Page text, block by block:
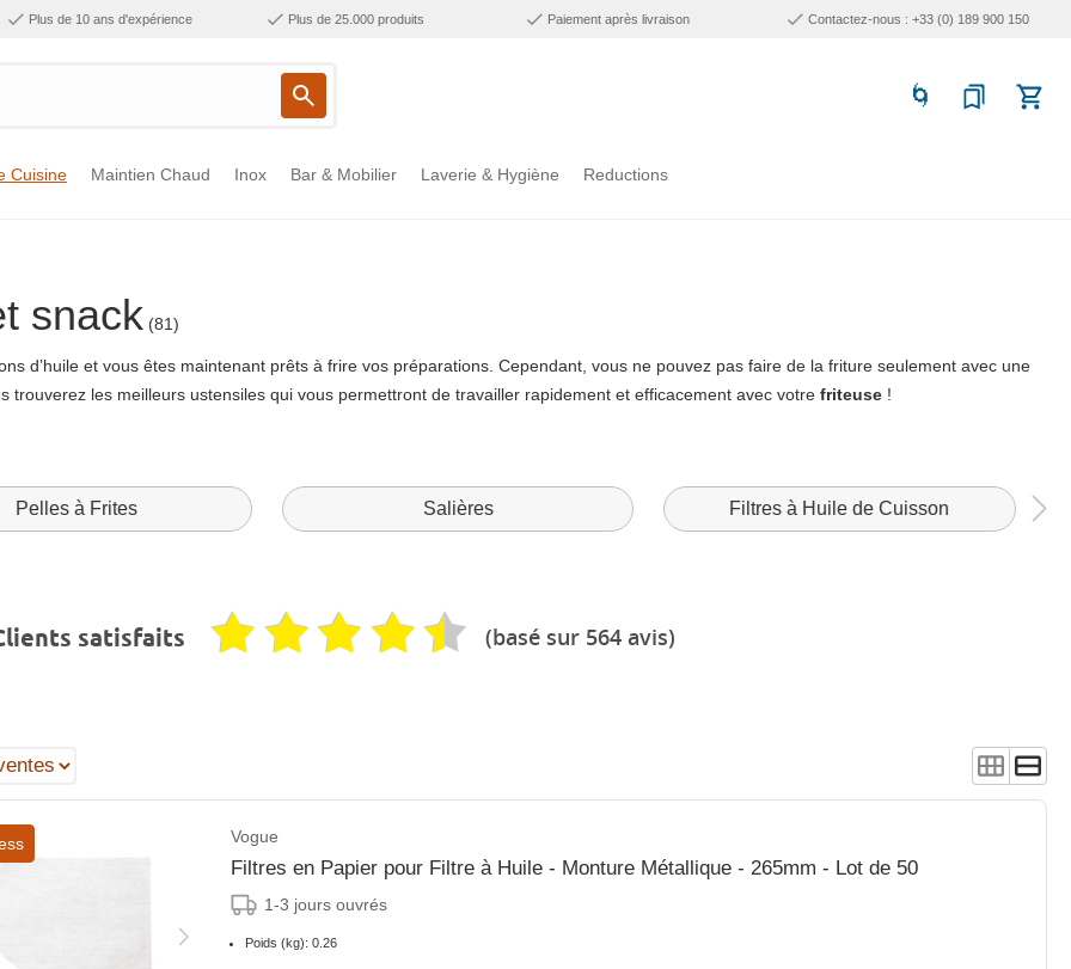
Plus de 10 ans d'expérience Plus de 25.000 produits Paiement après livraison Contactez-nous : +33 (0) 189 900 150
Cuisine Maintien Chaud Inox Bar & Mobilier Laverie & Hygiène Reductions
snack (81)
d’huile et vous êtes maintenant prêts à frire vos préparations. Cependant, vous ne pouvez pas faire de la friture seulement avec une
trouverez les meilleurs ustensiles qui vous permettront de travailler rapidement et efficacement avec votre friteuse !
Pelles à Frites Salières Filtres à Huile de Cuisson
satisfaits (basé sur 564 avis)
Vogue
Filtres en Papier pour Filtre à Huile - Monture Métallique - 265mm - Lot de 50
1-3 jours ouvrés
Poids (kg): 0.26